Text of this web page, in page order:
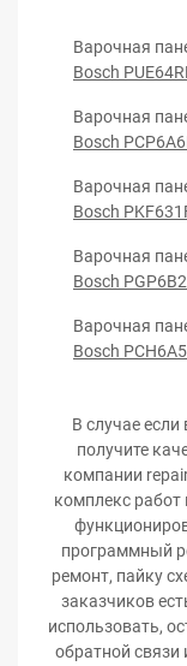
Варочная
Bosch
Варочная
Bosch
Варочная
Bosch
Варочная
Bosch
Варочная
Bosch
В случае
получите
компании
комплекс
программный
ремонт, пайку
заказчиков
использовать,
обратной связи